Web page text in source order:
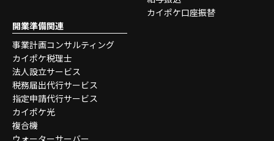
カイポケ口座振替
開業準備関連
事業計画コンサルティング
カイポケ税理士
法人設立サービス
税務届出代行サービス
指定申請代行サービス
カイポケ光
複合機
ウォーターサーバー